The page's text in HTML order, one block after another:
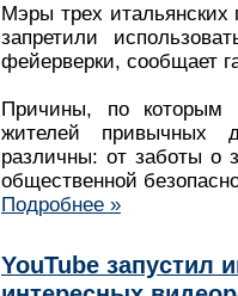
Мэры трех
запретили
фейерверки, сообщает
Причины, по которым
жителей привычных
различны: от заботы о
общественной
Подробнее »
YouTube запустил